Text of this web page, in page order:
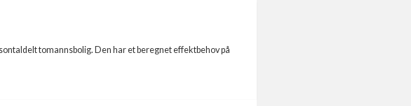
tomannsbolig. Den har et beregnet effektbehov på